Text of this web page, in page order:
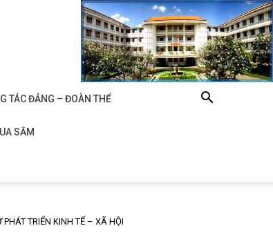
TÁC ĐẢNG – ĐOÀN THỂ
SẮM
TRIỂN KINH TẾ – XÃ HỘI